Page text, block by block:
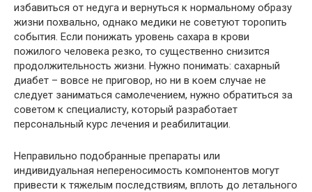
избавиться от недуга и вернуться к нормальному образу
жизни похвально, однако медики не советуют торопить
события. Если понижать уровень сахара в крови
пожилого человека резко, то существенно снизится
продолжительность жизни. Нужно понимать: сахарный
диабет – вовсе не приговор, но ни в коем случае не
следует заниматься самолечением, нужно обратиться за
советом к специалисту, который разработает
персональный курс лечения и реабилитации.
Неправильно подобранные препараты или
индивидуальная непереносимость компонентов могут
привести к тяжелым последствиям, вплоть до летального